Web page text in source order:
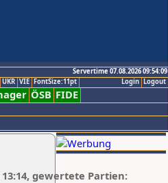
Servertime 07.08.2026 09:54:09
Logout
Login
UKR VIE FontSize:11pt
ÖSB FIDE
13:14, gewertete Partien: